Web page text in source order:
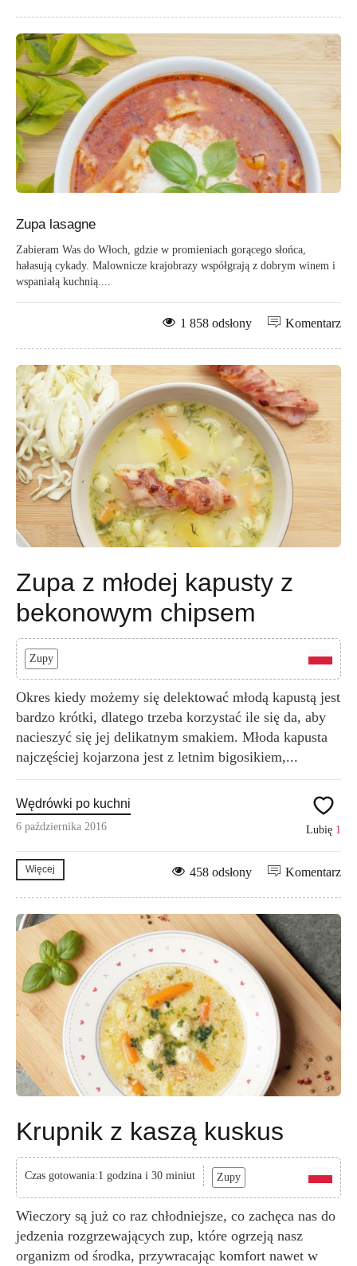
Zupa lasagne
Zabieram Was do Włoch, gdzie w promieniach gorącego słońca,
hałasują cykady. Malownicze krajobrazy współgrają z dobrym winem i
wspaniałą kuchnią....
Komentarz
1 858 odsłony
Zupa z młodej kapusty z
bekonowym chipsem
Zupy
Okres kiedy możemy się delektować młodą kapustą jest
bardzo krótki, dlatego trzeba korzystać ile się da, aby
nacieszyć się jej delikatnym smakiem. Młoda kapusta
najczęściej kojarzona jest z letnim bigosikiem,...
Wędrówki po kuchni
6 października 2016 Lubię 1
Więcej Komentarz
458 odsłony
Krupnik z kaszą kuskus
Czas gotowania:1 godzina i 30 miniut Zupy
Wieczory są już co raz chłodniejsze, co zachęca nas do
jedzenia rozgrzewających zup, które ogrzeją nasz
organizm od środka, przywracając komfort nawet w